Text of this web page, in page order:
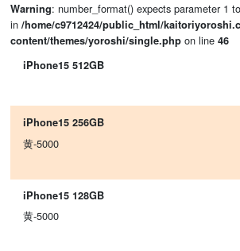
Warning: number_format() expects parameter 1
in /home/c9712424/public_html/
content/themes/yoroshi/single.phpon line 46
iPhone15 512GB
iPhone15 256GB
黄-5000
iPhone15 128GB
黄-5000